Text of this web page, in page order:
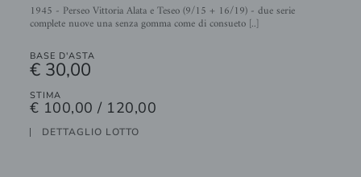
1945 - Perseo Vittoria Alata e Teseo (9/15 + 16/19) - due serie
complete nuove una senza gomma come di consueto [..]
BASE D'ASTA
€ 30,00
STIMA
€ 100,00 / 120,00
DETTAGLIO LOTTO